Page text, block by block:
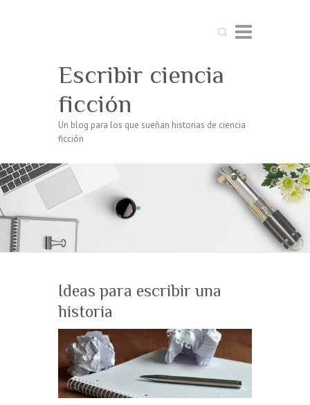
Buscar
Escribir ciencia
ficción
Un blog para los que sueñan historias de ciencia
ficción
Ideas para escribir una
historia